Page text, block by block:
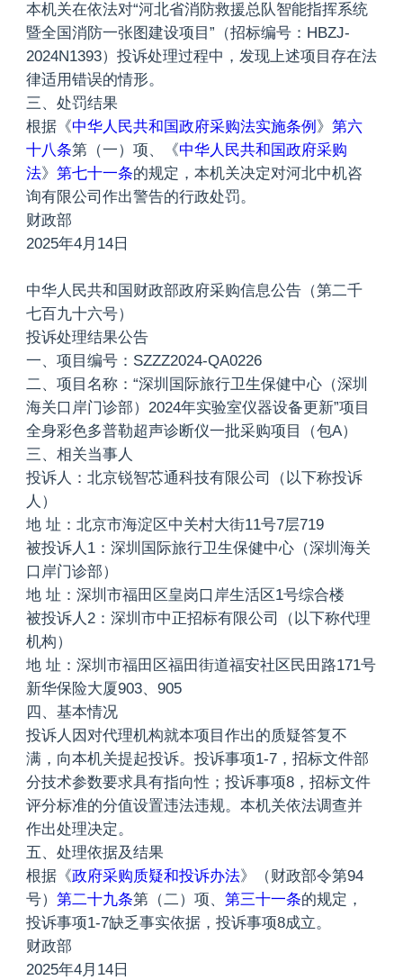
本机关在依法对“河北省消防救援总队智能指挥系统
暨全国消防一张图建设项目”（招标编号：HBZJ-
2024N1393）投诉处理过程中，发现上述项目存在法
律适用错误的情形。
三、处罚结果
根据《中华人民共和国政府采购法实施条例 》 第六
十八条第（一）项、《中华人民共和国政府采购
法》 第七十一条的规定，本机关决定对河北中机咨
询有限公司作出警告的行政处罚。
财政部
2025年4月14日
中华人民共和国财政部政府采购信息公告（第二千
七百九十六号）
投诉处理结果公告
一、项目编号：SZZZ2024-QA0226
二、项目名称：“深圳国际旅行卫生保健中心（深圳
海关口岸门诊部）2024年实验室仪器设备更新”项目
全身彩色多普勒超声诊断仪一批采购项目（包A）
三、相关当事人
投诉人：北京锐智芯通科技有限公司（以下称投诉
人）
地 址：北京市海淀区中关村大街11号7层719
被投诉人1：深圳国际旅行卫生保健中心（深圳海关
口岸门诊部）
地 址：深圳市福田区皇岗口岸生活区1号综合楼
被投诉人2：深圳市中正招标有限公司（以下称代理
机构）
地 址：深圳市福田区福田街道福安社区民田路171号
新华保险大厦903、905
四、基本情况
投诉人因对代理机构就本项目作出的质疑答复不
满，向本机关提起投诉。投诉事项1-7，招标文件部
分技术参数要求具有指向性；投诉事项8，招标文件
评分标准的分值设置违法违规。本机关依法调查并
作出处理决定。
五、处理依据及结果
根据《政府采购质疑和投诉办法》（财政部令第94
号） 第二十九条第（二）项、 第三十一条的规定，
投诉事项1-7缺乏事实依据，投诉事项8成立。
财政部
2025年4月14日